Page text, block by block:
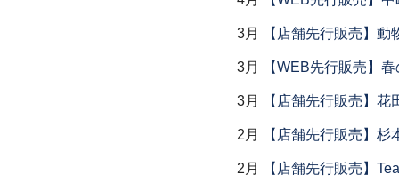
3月 【店舗先行販売】動
3月 【WEB先行販売】
3月 【店舗先行販売】
2月 【店舗先行販売】
2月 【店舗先行販売】